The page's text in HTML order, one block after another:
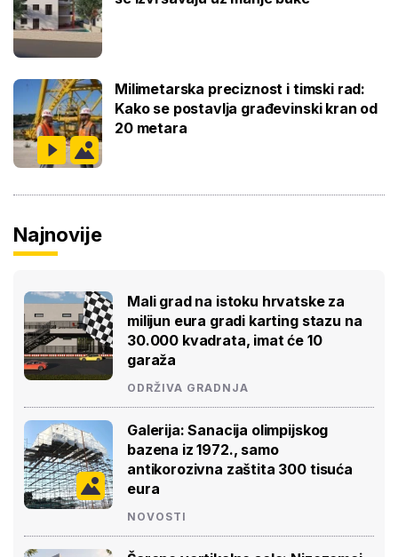
Milimetarska preciznost i timski rad:
Kako se postavlja građevinski kran od
20 metara
Najnovije
Mali grad na istoku hrvatske za
milijun eura gradi karting stazu na
30.000 kvadrata, imat će 10
garaža
ODRŽIVA GRADNJA
Galerija: Sanacija olimpijskog
bazena iz 1972., samo
antikorozivna zaštita 300 tisuća
eura
NOVOSTI